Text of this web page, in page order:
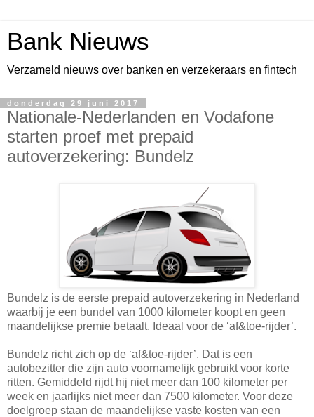
Bank Nieuws
Verzameld nieuws over banken en verzekeraars en fintech
donderdag 29 juni 2017
Nationale-Nederlanden en Vodafone
starten proef met prepaid
autoverzekering: Bundelz
Bundelz is de eerste prepaid autoverzekering in Nederland
waarbij je een bundel van 1000 kilometer koopt en geen
maandelijkse premie betaalt. Ideaal voor de ‘af&toe-rijder’.
Bundelz richt zich op de ‘af&toe-rijder’. Dat is een
autobezitter die zijn auto voornamelijk gebruikt voor korte
ritten. Gemiddeld rijdt hij niet meer dan 100 kilometer per
week en jaarlijks niet meer dan 7500 kilometer. Voor deze
doelgroep staan de maandelijkse vaste kosten van een